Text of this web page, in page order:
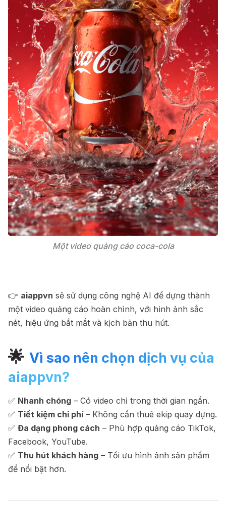
Một video quảng cáo coca-cola
👉 aiappvn sẽ sử dụng công nghệ AI để dựng thành
một video quảng cáo hoàn chỉnh, với hình ảnh sắc
nét, hiệu ứng bắt mắt và kịch bản thu hút.
🌟 Vì sao nên chọn dịch vụ của
aiappvn?
✅ Nhanh chóng – Có video chỉ trong thời gian ngắn.
✅ Tiết kiệm chi phí– Không cần thuê ekip quay dựng.
✅ Đa dạng phong cách – Phù hợp quảng cáo TikTok,
Facebook, YouTube.
✅ Thu hút khách hàng – Tối ưu hình ảnh sản phẩm
để nổi bật hơn.